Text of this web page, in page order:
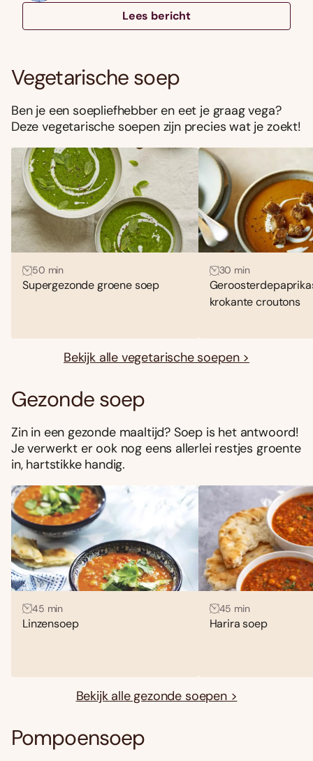
Lees bericht
Vegetarische soep
Ben je een soepliefhebber en eet je graag vega?
Deze vegetarische soepen zijn precies wat je zoekt!
50 min
Supergezonde groene soep
30 min
krokante croutons
Bekijk alle vegetarische soepen >
Gezonde soep
Zin in een gezonde maaltijd? Soep is het antwoord!
Je verwerkt er ook nog eens allerlei restjes groente
in, hartstikke handig.
45 min
Linzensoep
45 min
Harira soep
Bekijk alle gezonde soepen >
Pompoensoep